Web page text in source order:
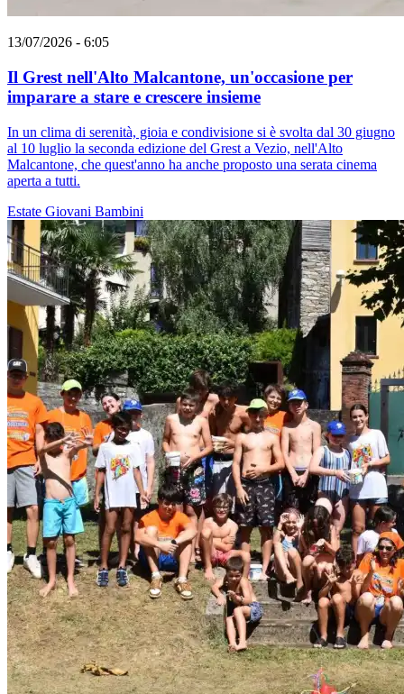
13/07/2026 - 6:05
Il Grest nell'Alto Malcantone, un'occasione per
imparare a stare e crescere insieme
In un clima di serenità, gioia e condivisione si è svolta dal 30 giugno
al 10 luglio la seconda edizione del Grest a Vezio, nell'Alto
Malcantone, che quest'anno ha anche proposto una serata cinema
aperta a tutti.
Estate Giovani Bambini